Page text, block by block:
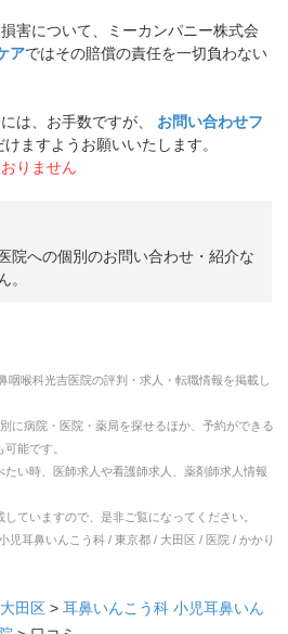
害について、ミーカンパニー株式会
アではその賠償の責任を一切負わない
は、お手数ですが、
お問い合わせフ
ますようお願いいたします。
りません
院への個別のお問い合わせ・紹介な
。
咽喉科光吉医院の評判・求人・転職情報を掲載し
に病院・医院・薬局を探せるほか、予約ができる
能です。
い時、医師求人や看護師求人、薬剤師求人情報
ていますので、是非ご覧になってください。
児耳鼻いんこう科 / 東京都 / 大田区 / 医院 / かかり
大田区 > 耳鼻いんこう科 小児耳鼻いん